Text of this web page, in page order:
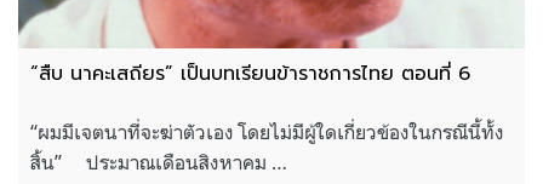
“สืบ นาคะเสถียร” เป็นบทเรียนข้าราชการไทย ตอนที่ 6
“ผมมีเจตนาที่จะฆ่าตัวเอง โดยไม่มีผู้ใดเกี่ยวข้องในกรณีนี้ทั้ง
สิ้น” ประมาณเดือนสิงหาคม …